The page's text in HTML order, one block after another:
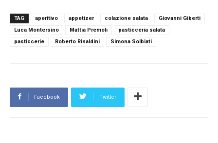
TAG aperitivo appetizer colazione salata
Giovanni Giberti
Luca Montersino
Mattia Premoli
pasticceria salata
pasticcerie
Roberto Rinaldini Simona Solbiati
Facebook Twitter